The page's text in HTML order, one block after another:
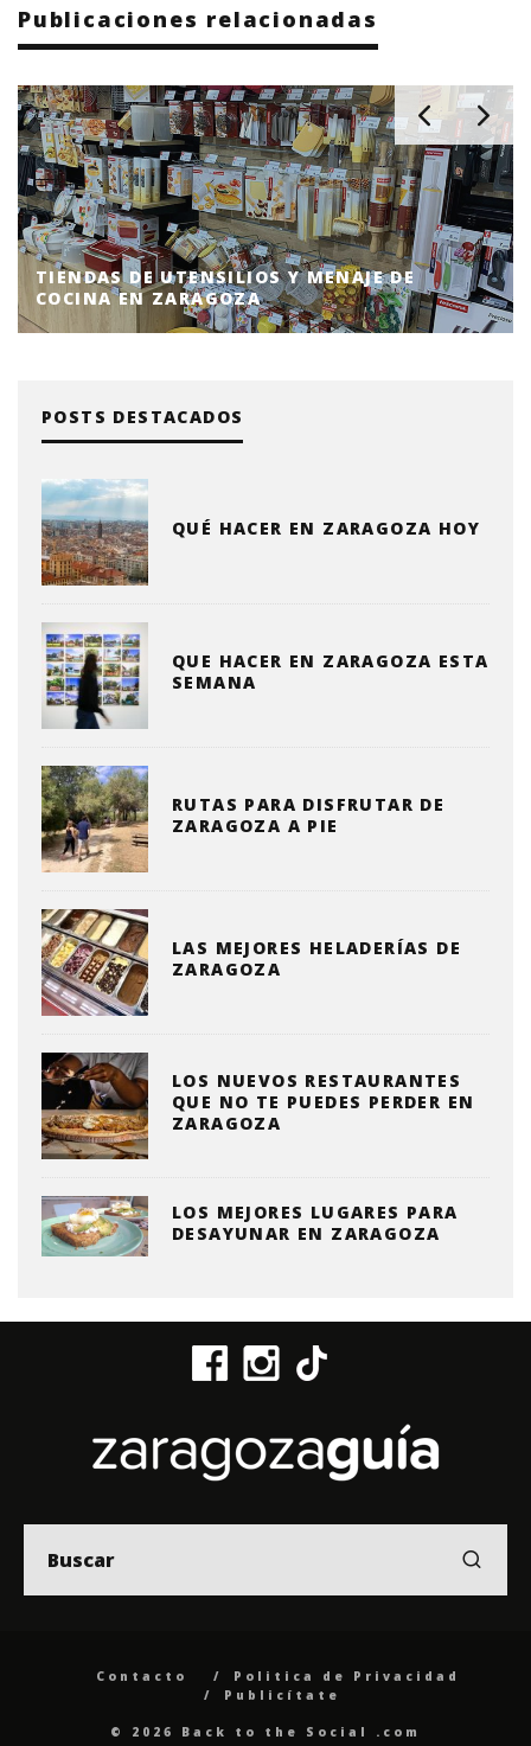
Publicaciones relacionadas
TIENDAS DE UTENSILIOS Y MENAJE DE
COCINA EN ZARAGOZA
POSTS DESTACADOS
QUÉ HACER EN ZARAGOZA HOY
QUE HACER EN ZARAGOZA ESTA
SEMANA
RUTAS PARA DISFRUTAR DE
ZARAGOZA A PIE
LAS MEJORES HELADERÍAS DE
ZARAGOZA
LOS NUEVOS RESTAURANTES
QUE NO TE PUEDES PERDER EN
ZARAGOZA
LOS MEJORES LUGARES PARA
DESAYUNAR EN ZARAGOZA
Contacto
Politica de Privacidad
Publicítate
© 2026 Back to the Social .com